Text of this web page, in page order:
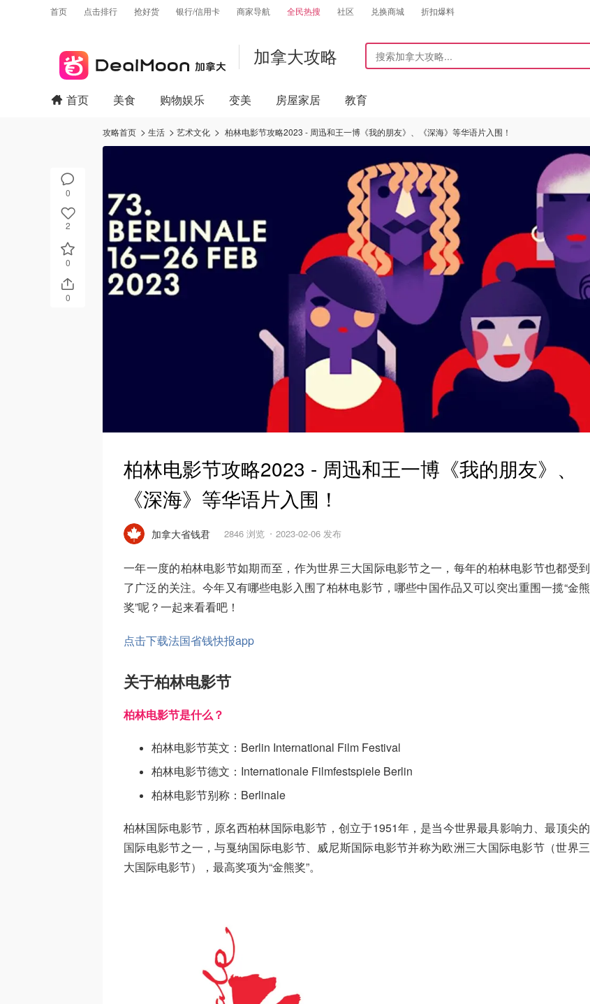
首页 点击排行 抢好货 银行/信用卡 商家导航 全民热搜 社区 兑换商城 折扣爆料
加拿大攻略
0
2
0
0
首页 美食 购物娱乐 变美 房屋家居 教育
攻略首页 生活 艺术文化 柏林电影节攻略2023 - 周迅和王一博《我的朋友》、《深海》等华语片入围！
柏林电影节攻略2023 - 周迅和王一博《我的朋友》、
《深海》等华语片入围！
加拿大省钱君 2846 浏览 2023-02-06 发布
一年一度的柏林电影节如期而至，作为世界三大国际电影节之一，每年的柏林电影节也都受到
了广泛的关注。今年又有哪些电影入围了柏林电影节，哪些中国作品又可以突出重围一揽“金熊
奖”呢？一起来看看吧！
点击下载法国省钱快报app
关于柏林电影节
柏林电影节是什么？
柏林电影节英文：Berlin International Film Festival
柏林电影节德文：Internationale Filmfestspiele Berlin
柏林电影节别称：Berlinale
柏林国际电影节，原名西柏林国际电影节，创立于1951年，是当今世界最具影响力、最顶尖的
国际电影节之一，与戛纳国际电影节、威尼斯国际电影节并称为欧洲三大国际电影节（世界三
大国际电影节），最高奖项为“金熊奖”。